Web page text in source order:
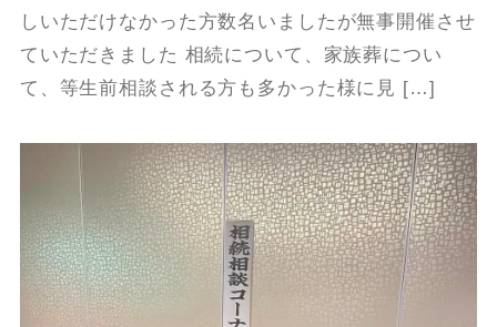
しいただけなかった方数名いましたが無事開催させ
ていただきました 相続について、家族葬につい
て、等生前相談される方も多かった様に見 […]